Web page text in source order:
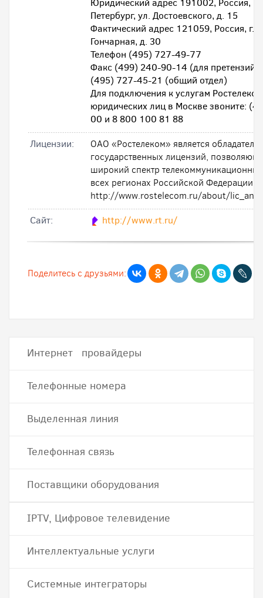
Юридический адрес 191002, Россия, г.
Петербург, ул. Достоевского, д. 15
Фактический адрес 121059, Россия, г.
Гончарная, д. 30
Телефон (495) 727-49-77
Факс (499) 240-90-14 (для претензий
(495) 727-45-21 (общий отдел)
Для подключения к услугам
юридических лиц в Москве звоните:
00 и 8 800 100 81 88
Лицензии:
ОАО «Ростелеком» является
государственных лицензий,
широкий спектр
всех регионах Российской Федерации.
http://www.rostelecom.ru/about/
Cайт:
http://www.rt.ru/
Поделитесь с друзьями:
Интернет провайдеры
Телефонные номера
Выделенная линия
Телефонная связь
Поставщики оборудования
IPTV, Цифровое телевидение
Интеллектуальные услуги
Системные интеграторы